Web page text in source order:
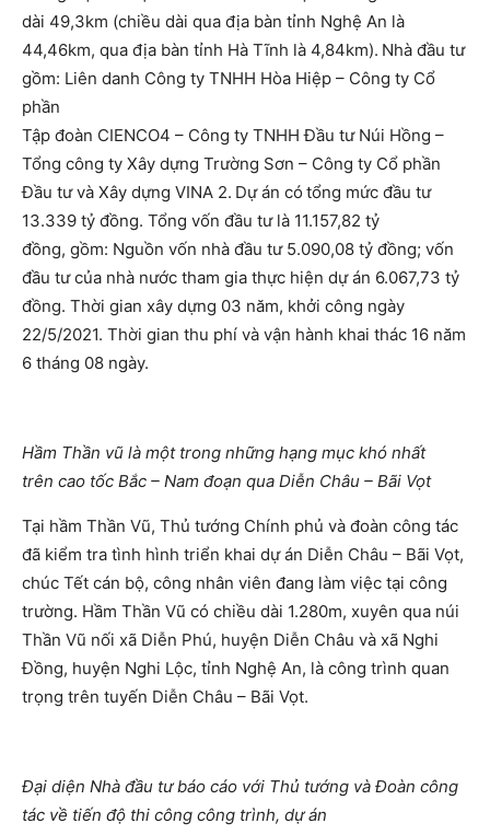
dài 49,3km (chiều dài qua địa bàn tỉnh Nghệ An là
44,46km, qua địa bàn tỉnh Hà Tĩnh là 4,84km). Nhà đầu tư
gồm: Liên danh Công ty TNHH Hòa Hiệp – Công ty Cổ
phần
Tập đoàn CIENCO4 – Công ty TNHH Đầu tư Núi Hồng –
Tổng công ty Xây dựng Trường Sơn – Công ty Cổ phần
Đầu tư và Xây dựng VINA 2. Dự án có tổng mức đầu tư
13.339 tỷ đồng. Tổng vốn đầu tư là 11.157,82 tỷ
đồng, gồm: Nguồn vốn nhà đầu tư 5.090,08 tỷ đồng; vốn
đầu tư của nhà nước tham gia thực hiện dự án 6.067,73 tỷ
đồng. Thời gian xây dựng 03 năm, khởi công ngày
22/5/2021. Thời gian thu phí và vận hành khai thác 16 năm
6 tháng 08 ngày.
Hầm Thần vũ là một trong những hạng mục khó nhất
trên cao tốc Bắc – Nam đoạn qua Diễn Châu – Bãi Vọt
Tại hầm Thần Vũ, Thủ tướng Chính phủ và đoàn công tác
đã kiểm tra tình hình triển khai dự án Diễn Châu – Bãi Vọt,
chúc Tết cán bộ, công nhân viên đang làm việc tại công
trường. Hầm Thần Vũ có chiều dài 1.280m, xuyên qua núi
Thần Vũ nối xã Diễn Phú, huyện Diễn Châu và xã Nghi
Đồng, huyện Nghi Lộc, tỉnh Nghệ An, là công trình quan
trọng trên tuyến Diễn Châu – Bãi Vọt.
Đại diện Nhà đầu tư báo cáo với Thủ tướng và Đoàn công
tác về tiến độ thi công công trình, dự án